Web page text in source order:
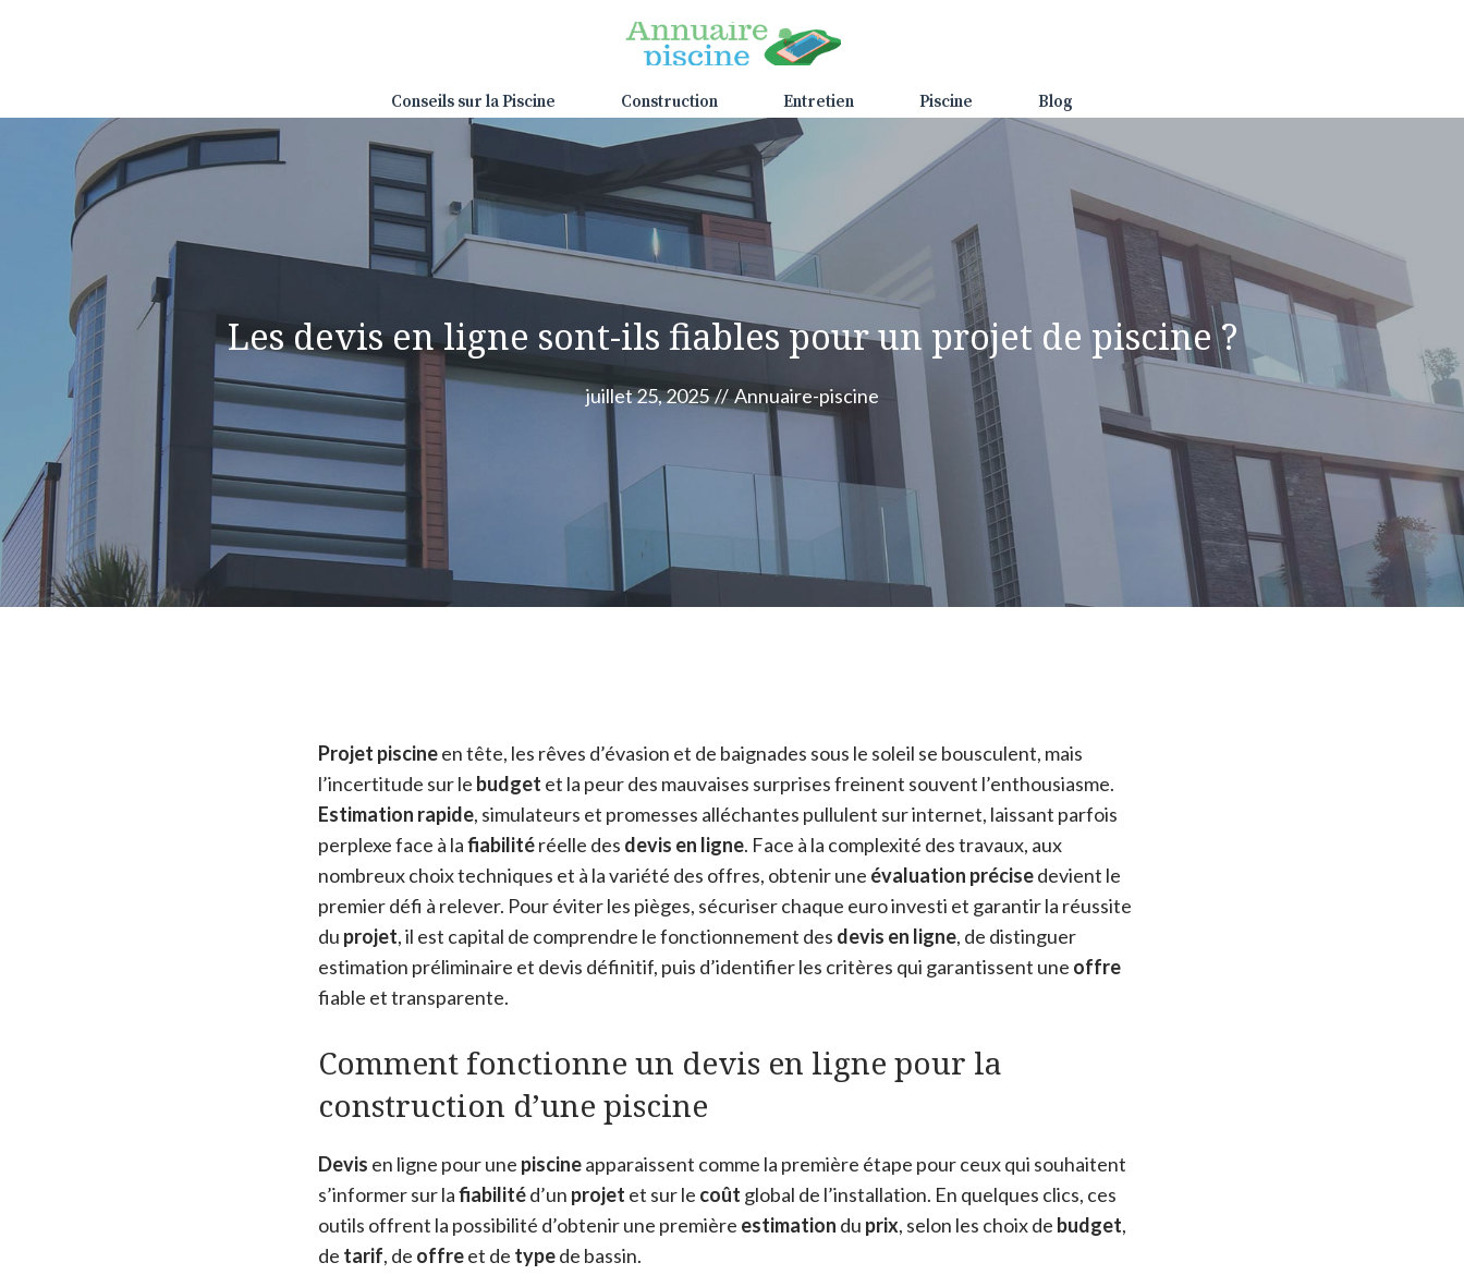
Conseils sur la Piscine Construction Entretien Piscine Blog
Les devis en ligne sont-ils fiables pour un projet de piscine ?
juillet 25, 2025 // Annuaire-piscine
Projet piscineen tête, les rêves d’évasion et de baignades sous le soleil se bousculent, mais
l’incertitude sur le budget et la peur des mauvaises surprises freinent souvent l’enthousiasme.
Estimation rapide, simulateurs et promesses alléchantes pullulent sur internet, laissant parfois
perplexe face à lafiabilitéréelle des devis en ligne. Face à la complexité des travaux, aux
nombreux choix techniques et à la variété des offres, obtenir une évaluation précisedevient le
premier défi à relever. Pour éviter les pièges, sécuriser chaque euro investi et garantir la réussite
du projet, il est capital de comprendre le fonctionnement des devis en ligne, de distinguer
estimation préliminaire et devis définitif, puis d’identifier les critères qui garantissent une offre
fiable et transparente.
Comment fonctionne un devis en ligne pour la
construction d’une piscine
Devis en ligne pour une piscineapparaissent comme la première étape pour ceux qui souhaitent
s’informer sur lafiabilitéd’un projet et sur le coût global de l’installation. En quelques clics, ces
outils offrent la possibilité d’obtenir une première estimation du prix, selon les choix de budget,
de tarif, de offreet de typede bassin.